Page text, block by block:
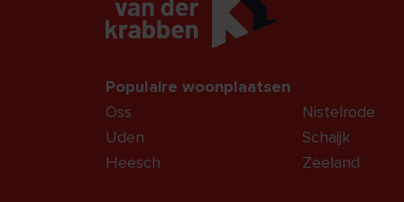
Populaire woonplaatsen
Oss
Uden
Heesch
Nistelrode
Schaijk
Zeeland